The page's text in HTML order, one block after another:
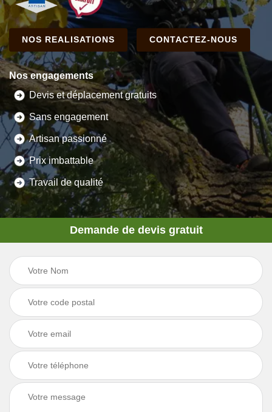
NOS REALISATIONS CONTACTEZ-NOUS
Nos engagements
Devis et déplacement gratuits
Sans engagement
Artisan passionné
Prix imbattable
Travail de qualité
Demande de devis gratuit